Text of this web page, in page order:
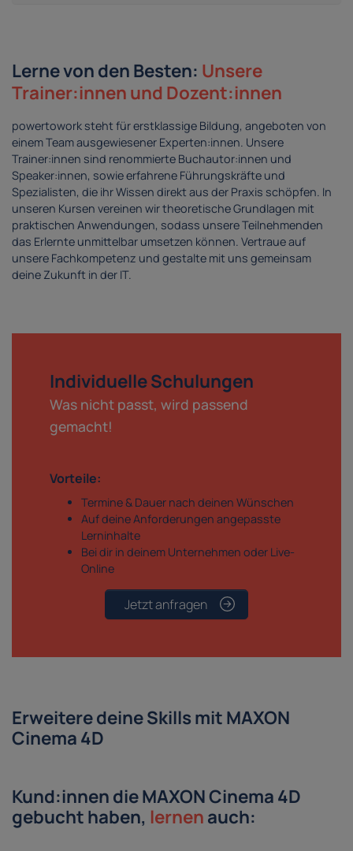
Lerne von den Besten: Unsere
Trainer:innen und Dozent:innen
powertowork steht für erstklassige Bildung, angeboten von
einem Team ausgewiesener Experten:innen. Unsere
Trainer:innen sind renommierte Buchautor:innen und
Speaker:innen, sowie erfahrene Führungskräfte und
Spezialisten, die ihr Wissen direkt aus der Praxis schöpfen. In
unseren Kursen vereinen wir theoretische Grundlagen mit
praktischen Anwendungen, sodass unsere Teilnehmenden
das Erlernte unmittelbar umsetzen können. Vertraue auf
unsere Fachkompetenz und gestalte mit uns gemeinsam
deine Zukunft in der IT.
Individuelle Schulungen
Was nicht passt, wird passend
gemacht!
Vorteile:
Termine & Dauer nach deinen Wünschen
Auf deine Anforderungen angepasste
Lerninhalte
Bei dir in deinem Unternehmen oder Live-
Online
Jetzt anfragen
Erweitere deine Skills mit MAXON
Cinema 4D
Kund:innen die MAXON Cinema 4D
gebucht haben, lernenauch: